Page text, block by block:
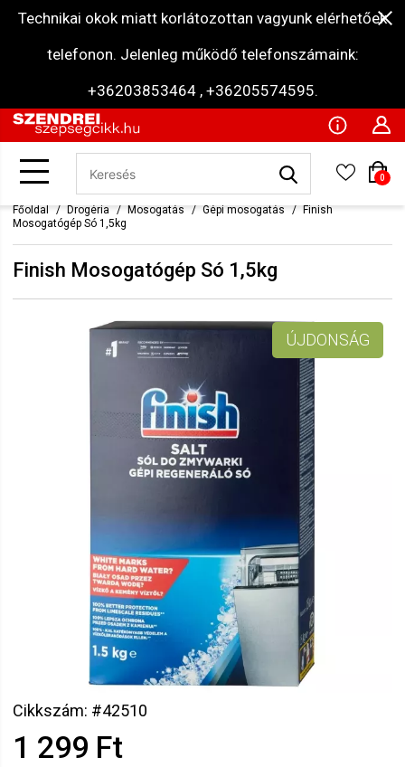
Technikai okok miatt korlátozottan vagyunk elérhetőek
telefonon. Jelenleg működő telefonszámaink:
+36203853464 , +36205574595.
0
Főoldal Drogéria Mosogatás Gépi mosogatás
Finish
Mosogatógép Só 1,5kg
Finish Mosogatógép Só 1,5kg
ÚJDONSÁG
Cikkszám: #42510
1 299 Ft